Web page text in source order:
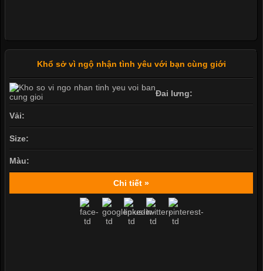
Khổ sở vì ngộ nhận tình yêu với bạn cùng giới
Đai lưng:
Vải:
Size:
Màu:
Chi tiết »